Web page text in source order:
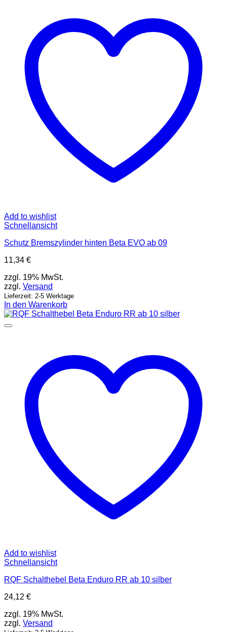
Add to wishlist
Schnellansicht
Schutz Bremszylinder hinten Beta EVO ab 09
11,34 €
zzgl. 19% MwSt.
zzgl. Versand
Lieferzeit: 2-5 Werktage
In den Warenkorb
Add to wishlist
Schnellansicht
RQF Schalthebel Beta Enduro RR ab 10 silber
24,12 €
zzgl. 19% MwSt.
zzgl. Versand